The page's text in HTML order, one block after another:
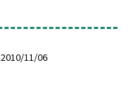
2010/11/06